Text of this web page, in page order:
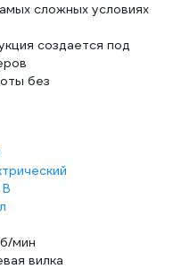
сложных условиях
создается под
без
мин
вилка